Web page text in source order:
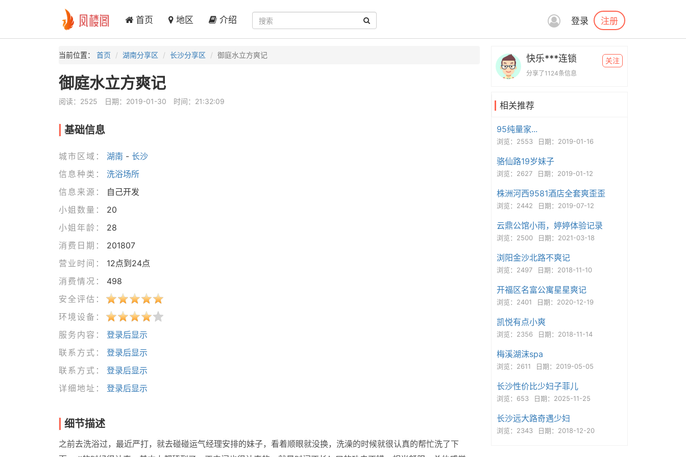
首页 地区 介绍 登录 注册
当前位置： 首页 湖南分享区 长沙分享区 御庭水立方爽记
御庭水立方爽记
阅读：2525 日期：2019-01-30 时间：21:32:09
基础信息
城市区域： 湖南 - 长沙
信息种类：
洗浴场所
信息来源：
自己开发
小姐数量：
20
小姐年龄：
28
消费日期：
201807
营业时间：
12点到24点
消费情况：
498
安全评估：
环境设备：
服务内容：
登录后显示
联系方式：
登录后显示
联系方式：
登录后显示
详细地址：
登录后显示
细节描述
之前去洗浴过，最近严打，就去碰碰运气经理安排的妹子，看着顺眼就没换，洗澡的时候就很认真的帮忙洗了下
快乐***连锁
分享了1124条信息
关注
相关推荐
95纯量家...
浏览：2553 日期：2019-01-16
骆仙路19岁妹子
浏览：2627 日期：2019-01-12
株洲河西9581酒店全套爽歪歪
浏览：2442 日期：2019-07-12
云鼎公馆小雨，婷婷体验记录
浏览：2500 日期：2021-03-18
浏阳金沙北路不爽记
浏览：2497 日期：2018-11-10
开福区名富公寓星星爽记
浏览：2401 日期：2020-12-19
凯悦有点小爽
浏览：2356 日期：2018-11-14
梅溪湖沫spa
浏览：2611 日期：2019-05-05
长沙性价比少妇子菲儿
浏览：653 日期：2025-11-25
长沙远大路奇遇少妇
浏览：2343 日期：2018-12-20